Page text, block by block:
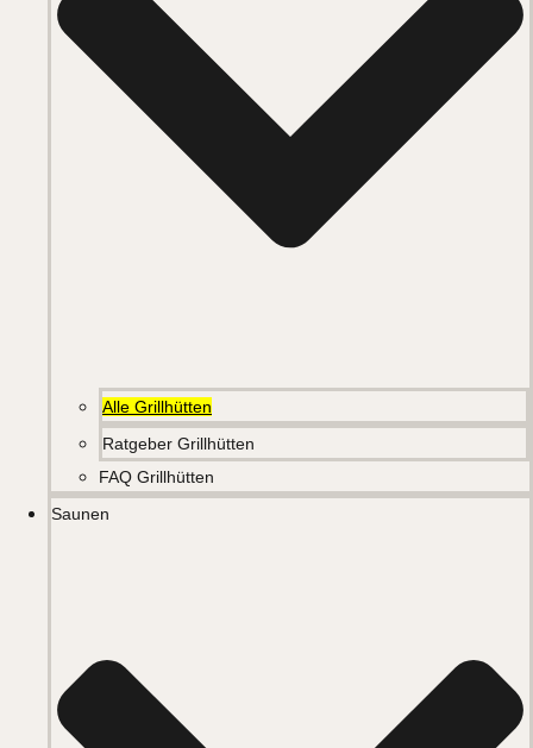
Alle Grillhütten
Ratgeber Grillhütten
FAQ Grillhütten
Saunen